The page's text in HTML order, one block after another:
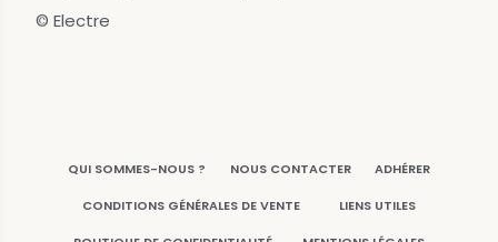
© Electre
QUI SOMMES-NOUS ? NOUS CONTACTER ADHÉRER
CONDITIONS GÉNÉRALES DE VENTE LIENS UTILES